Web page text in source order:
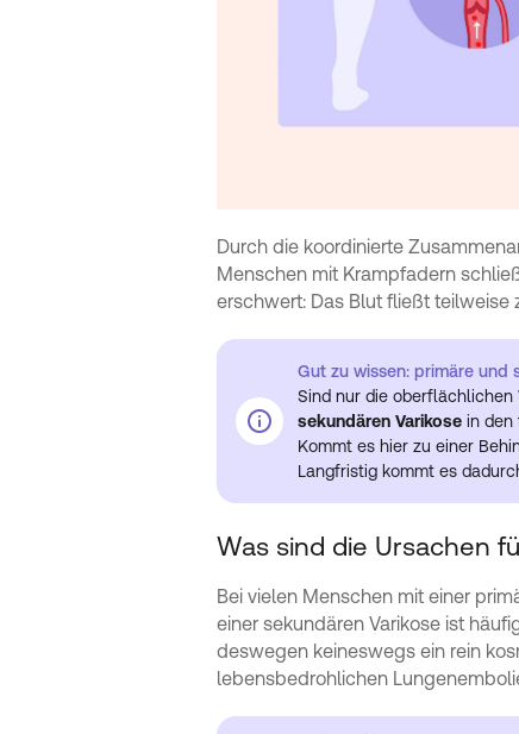
Durch die koordinierte
Menschen mit Krampfadern
erschwert: Das Blut fließt teilweise
Gut zu wissen: primäre und
Sind nur die oberflächlichen
sekundären Varikose in den
Kommt es hier zu einer
Langfristig kommt es
Was sind die Ursachen
Bei vielen Menschen mit einer
einer sekundären Varikose ist
deswegen keineswegs ein rein
lebensbedrohlichen